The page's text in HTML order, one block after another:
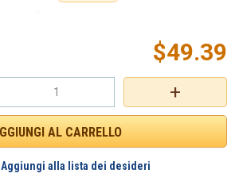
+
$49.39
Aggiungi alla lista dei desideri